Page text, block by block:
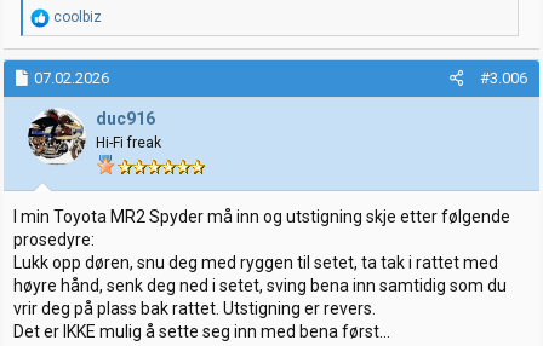
R
e
a
k
s
j
o
n
e
r
:
coolbiz
07.02.2026 #3.006
duc916
Hi-Fi freak
I min Toyota MR2 Spyder må inn og utstigning skje etter følgende
prosedyre:
Lukk opp døren, snu deg med ryggen til setet, ta tak i rattet med
høyre hånd, senk deg ned i setet, sving bena inn samtidig som du
vrir deg på plass bak rattet. Utstigning er revers.
Det er IKKE mulig å sette seg inn med bena først...